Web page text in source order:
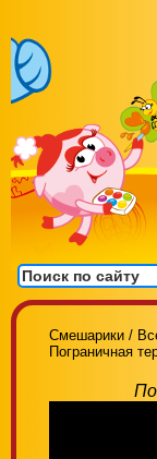
Смешарики /
Пограничная